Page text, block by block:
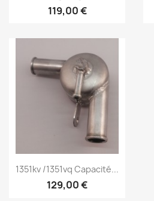
119,00 €
Vista rápida
1351kv /1351vq Capacité...
129,00 €